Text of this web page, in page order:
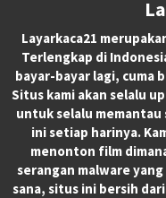
Layarkaca21
Terlengkap di
bayar-bayar lagi, cuma
Situs kami akan selalu
untuk selalu memantau
ini setiap harinya.
menonton film
serangan malware
sana, situs ini bersih